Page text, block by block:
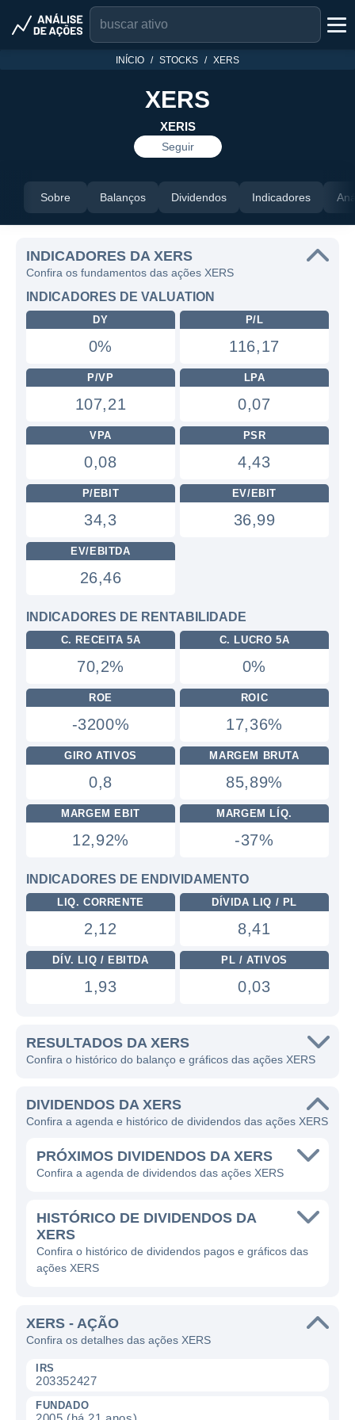
INÍCIO STOCKS XERS
XERS
XERIS
Seguir
Sobre Balanços Dividendos Indicadores
INDICADORES DA XERS
Confira os fundamentos das ações XERS
INDICADORES DE VALUATION
DY
0%
P/L
116,17
P/VP
107,21
LPA
0,07
VPA
0,08
PSR
4,43
P/EBIT
34,3
EV/EBIT
36,99
EV/EBITDA
26,46
INDICADORES DE RENTABILIDADE
C. RECEITA 5A
70,2%
C. LUCRO 5A
0%
ROE
-3200%
ROIC
17,36%
GIRO ATIVOS
0,8
MARGEM BRUTA
85,89%
MARGEM EBIT
12,92%
MARGEM LÍQ.
-37%
INDICADORES DE ENDIVIDAMENTO
LIQ. CORRENTE
2,12
DÍVIDA LIQ / PL
8,41
DÍV. LIQ / EBITDA
1,93
PL / ATIVOS
0,03
RESULTADOS DA XERS
Confira o histórico do balanço e gráficos das ações XERS
DIVIDENDOS DA XERS
Confira a agenda e histórico de dividendos das ações XERS
PRÓXIMOS DIVIDENDOS DA XERS
Confira a agenda de dividendos das ações XERS
HISTÓRICO DE DIVIDENDOS DA
XERS
Confira o histórico de dividendos pagos e gráficos das
ações XERS
XERS - AÇÃO
Confira os detalhes das ações XERS
IRS
203352427
FUNDADO